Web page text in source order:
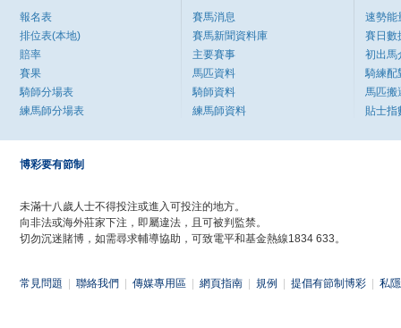
報名表
排位表(本地)
賠率
賽果
騎師分場表
練馬師分場表
賽馬消息
賽馬新聞資料庫
主要賽事
馬匹資料
騎師資料
練馬師資料
速勢能
賽日數
初出馬
騎練配
馬匹搬
貼士指
博彩要有節制
未滿十八歲人士不得投注或進入可投注的地方。
向非法或海外莊家下注，即屬違法，且可被判監禁。
切勿沉迷賭博，如需尋求輔導協助，可致電平和基金熱線1834 633。
常見問題 聯絡我們 傳媒專用區 網頁指南 規例 提倡有節制博彩 私